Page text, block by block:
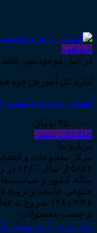
مشاهده
در انبار موجود نمی باشد
اداره کل آموزش قوه
آشنایی با جرم
۳۵۰,۰۰۰ تومان
اطلاعات بیشتر
درباره ما
مرکز مطبوعات و
ساله کشور و
۱۳۸۱/۷/۲۸ شروع به فعالیت نمود...
برچسب محصولات
آرای جزایی آرای حقوقی